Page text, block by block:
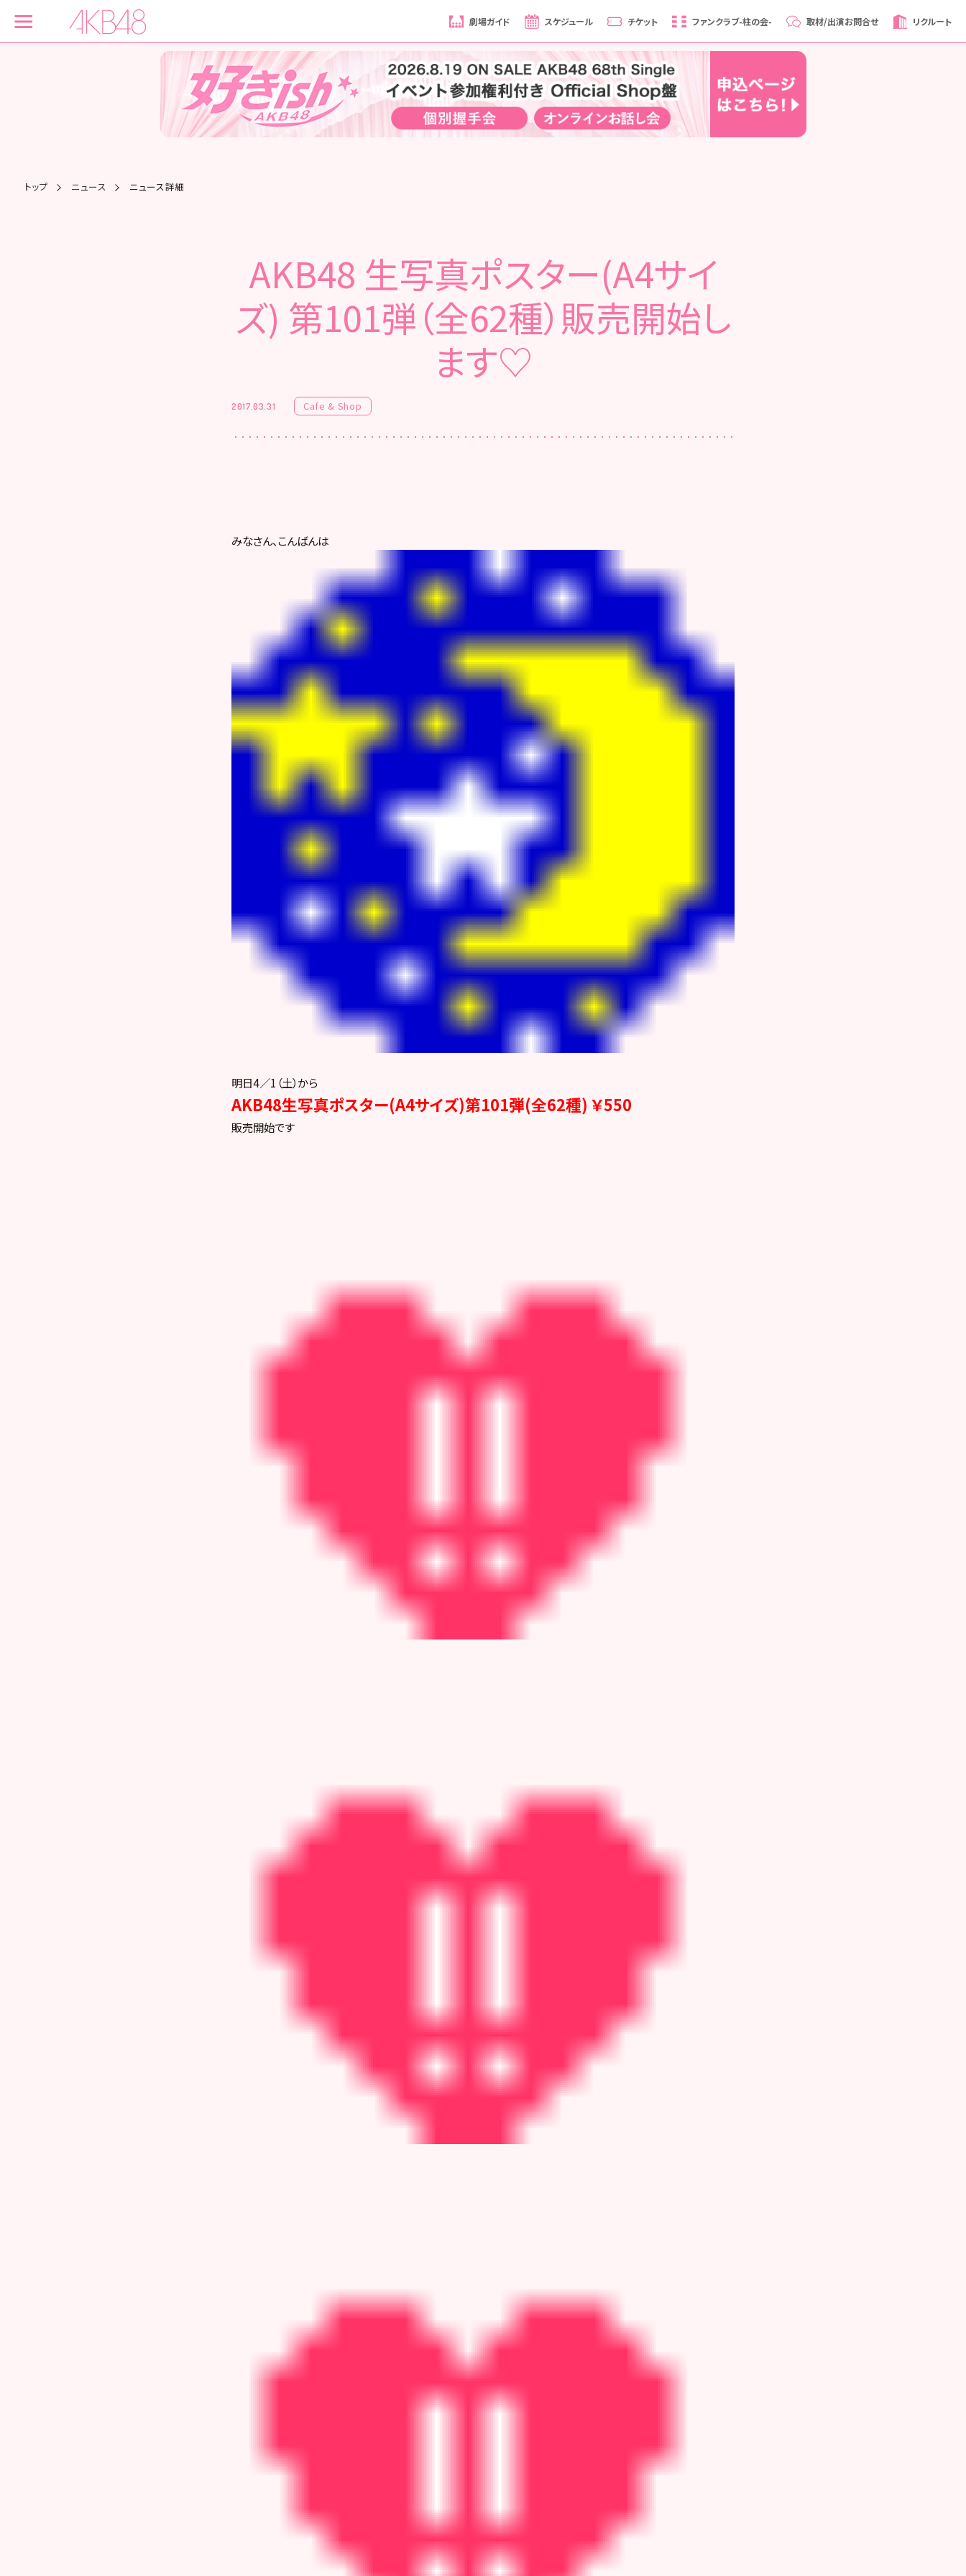
劇場ガイド スケジュール チケット ファンクラブ-柱の会- 取材/出演お問合せ リクルート
トップ ニュース ニュース詳細
AKB48 生写真ポスター(A4サイ
ズ) 第101弾（全62種）販売開始し
ます♡
2017.03.31 Cafe & Shop
みなさん、こんばんは
明日4／1（土）から
AKB48生写真ポスター(A4サイズ)第101弾(全62種) ￥550
販売開始です